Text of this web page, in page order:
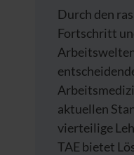
Durch den
Fortschritt
aktuellen
vierteilige
TAE bietet